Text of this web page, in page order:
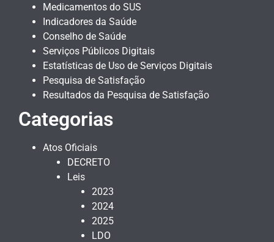
Medicamentos do SUS
Indicadores da Saúde
Conselho de Saúde
Serviços Públicos Digitais
Estatísticas de Uso de Serviços Digitais
Pesquisa de Satisfação
Resultados da Pesquisa de Satisfação
Categorias
Atos Oficiais
DECRETO
Leis
2023
2024
2025
LDO